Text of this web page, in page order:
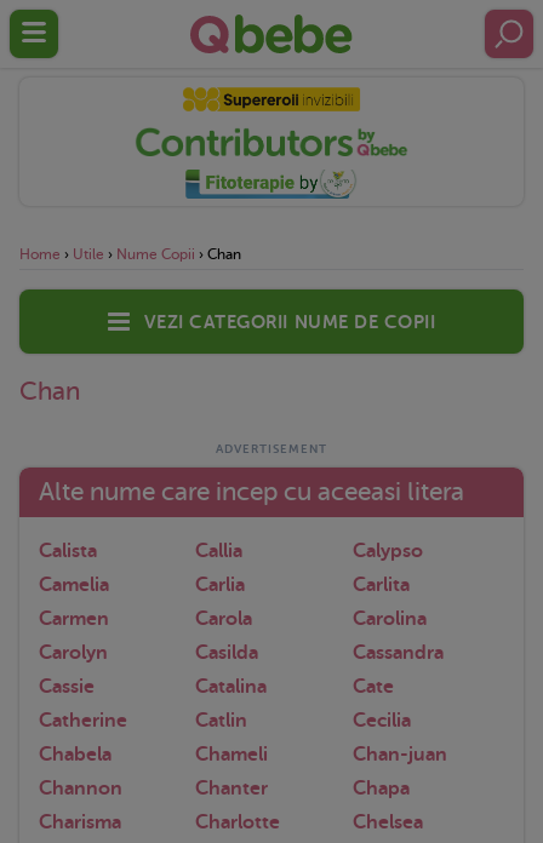
Home › Utile › Nume Copii › Chan
Vezi categorii nume de copii
Chan
Alte nume care incep cu aceeasi litera
Calista Callia
Calypso
Camelia
Carlia
Carlita
Carmen
Carola
Carolina
Carolyn
Casilda
Cassandra
Cassie
Catalina
Cate
Catherine
Catlin
Cecilia
Chabela
Chameli
Chan-juan
Channon
Chanter
Chapa
Charisma
Charlotte
Chelsea